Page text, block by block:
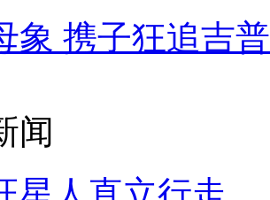
象 携子狂追吉
闻